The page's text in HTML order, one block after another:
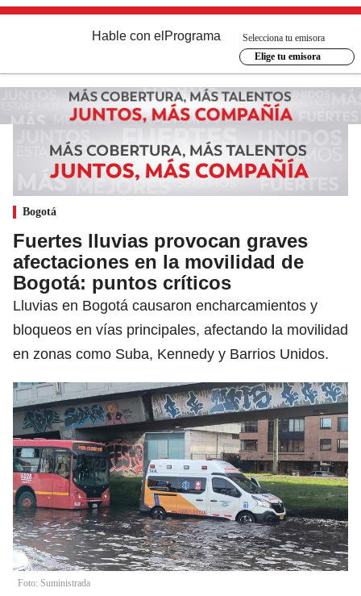
Hable con el Programa
Selecciona tu emisora
Elige tu emisora
Bogotá
Fuertes lluvias provocan graves
afectaciones en la movilidad de
Bogotá: puntos críticos
Lluvias en Bogotá causaron encharcamientos y
bloqueos en vías principales, afectando la movilidad
en zonas como Suba, Kennedy y Barrios Unidos.
Foto: Suministrada